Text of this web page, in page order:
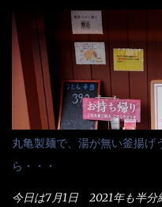
丸亀製麺で、湯が無い釜揚
ら・・・
今日は7月1日 2021年も半分